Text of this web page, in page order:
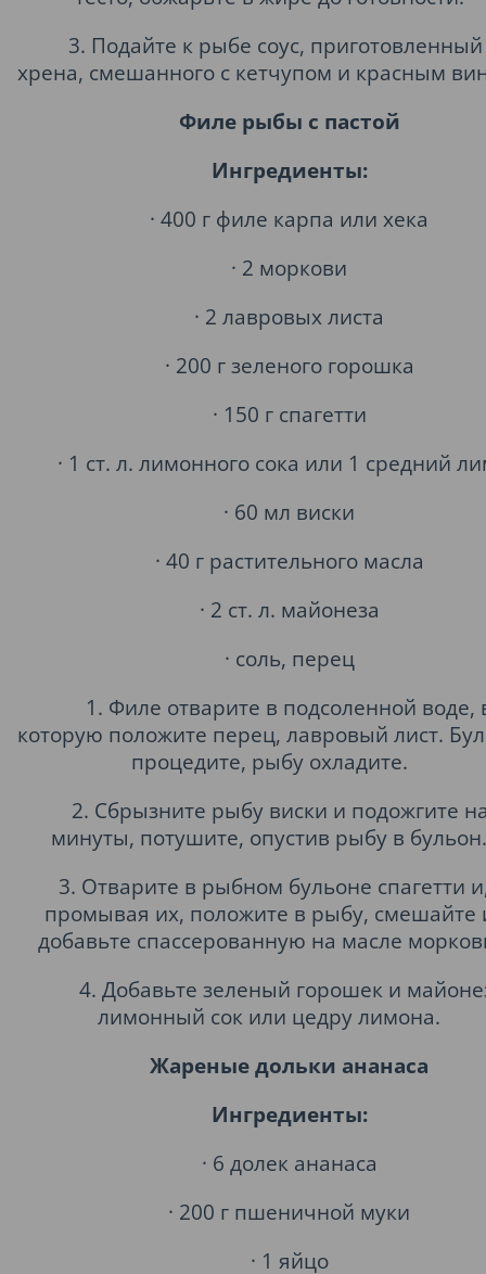
3. Подайте к рыбе соус,
хрена, смешанного с кетчупом и красным
Филе рыбы с пастой
Ингредиенты:
· 400 г филе карпа или хека
· 2 моркови
· 2 лавровых листа
· 200 г зеленого горошка
· 150 г спагетти
· 1 ст. л. лимонного сока или 1 средний
· 60 мл виски
· 40 г растительного масла
· 2 ст. л. майонеза
· соль, перец
1. Филе отварите в подсоленной воде,
которую положите перец, лавровый лист.
процедите, рыбу охладите.
2. Сбрызните рыбу виски и подожгите
минуты, потушите, опустив рыбу в бульон.
3. Отварите в рыбном бульоне спагетти
промывая их, положите в рыбу, смешайте
добавьте спассерованную на масле
4. Добавьте зеленый горошек и
лимонный сок или цедру лимона.
Жареные дольки ананаса
Ингредиенты:
· 6 долек ананаса
· 200 г пшеничной муки
· 1 яйцо